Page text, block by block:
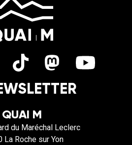
QUAI M
du Maréchal Leclerc
La Roche sur Yon